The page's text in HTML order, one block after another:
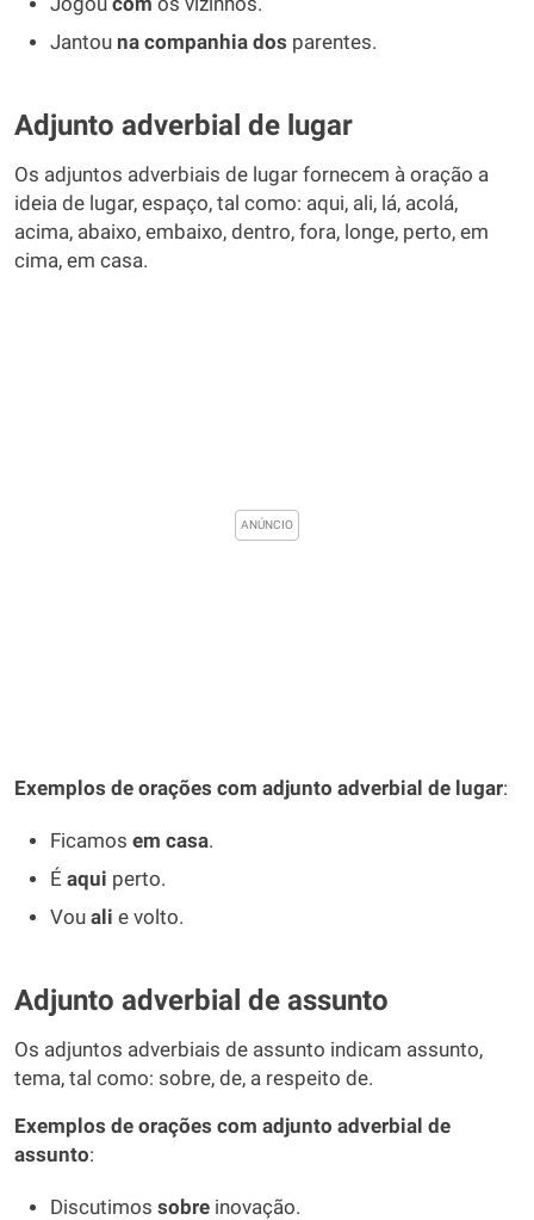
Jantou na companhia dos parentes.
Adjunto adverbial de lugar
Os adjuntos adverbiais de lugar fornecem à oração a
ideia de lugar, espaço, tal como: aqui, ali, lá, acolá,
acima, abaixo, embaixo, dentro, fora, longe, perto, em
cima, em casa.
Exemplos de orações com adjunto adverbial de lugar:
Ficamos em casa.
É aqui perto.
Vou ali e volto.
Adjunto adverbial de assunto
Os adjuntos adverbiais de assunto indicam assunto,
tema, tal como: sobre, de, a respeito de.
Exemplos de orações com adjunto adverbial de
assunto:
Discutimos sobre inovação.